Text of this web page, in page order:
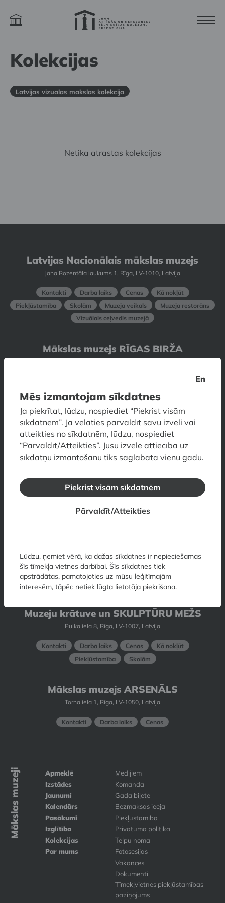
Kolekcijas
Latvijas vizuālās mākslas kolekcija
Netika atrastas kolekcijas
Latvijas Nacionālais mākslas muzejs
Jaņa Rozentāla laukums 1, Rīga, LV-1010, Latvija
Kontakti Darba laiks Cenas
Kā nokļūt
Piekļūstamība
Skolām Muzeja veikals
Muzeja restorāns
Vizuālais ceļvedis muzejā
Mākslas muzejs RĪGAS BIRŽA
Piekļūstamība
Skolām
Stāvu plāns
Vizuālais ceļvedis muzejā
Dekoratīvās mākslas un dizaina
muzejs
Skārņu iela 10, Rīga, LV-1050, Latvija
Beļcovas muzejs
Kontakti Darba laiks Cenas
Kā nokļūt
Piekļūstamība
Skolām
Muzeju krātuve un SKULPTŪRU MEŽS
Pulka iela 8, Rīga, LV-1007, Latvija
Kontakti Darba laiks Cenas
Kā nokļūt
Piekļūstamība
Skolām
Mākslas muzejs ARSENĀLS
Torņa iela 1, Rīga, LV-1050, Latvija
Kontakti Darba laiks Cenas
Mākslas muzeji
Apmeklē
Izstādes
Jaunumi
Kalendārs
Pasākumi
Izglītība
Kolekcijas
Par mums
Medijiem
Komanda
Gada biļete
Bezmaksas ieeja
Piekļūstamība
Privātuma politika
Telpu noma
Fotosesijas
Vakances
Dokumenti
Tīmekļvietnes piekļūstamības
paziņojums
En
Mēs izmantojam sīkdatnes
Ja piekrītat, lūdzu, nospiediet “Piekrist visām
sīkdatnēm”. Ja vēlaties pārvaldīt savu izvēli vai
atteikties no sīkdatnēm, lūdzu, nospiediet
“Pārvaldīt/Atteikties”. Jūsu izvēle attiecībā uz
sīkdatņu izmantošanu tiks saglabāta vienu gadu.
Piekrist visām sīkdatnēm
Pārvaldīt/Atteikties
Lūdzu, ņemiet vērā, ka dažas sīkdatnes ir nepieciešamas
šīs tīmekļa vietnes darbībai. Šīs sīkdatnes tiek
apstrādātas, pamatojoties uz mūsu leģitīmajām
interesēm, tāpēc netiek lūgta lietotāja piekrišana.